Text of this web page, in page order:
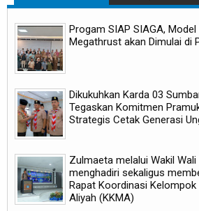
Progam SIAP SIAGA,
Megathrust akan Dimulai di
Dikukuhkan Karda 03
Tegaskan Komitmen
Strategis Cetak Generasi
Zulmaeta melalui Wakil
menghadiri sekaligus
Rapat Koordinasi Kelompok
Aliyah (KKMA)